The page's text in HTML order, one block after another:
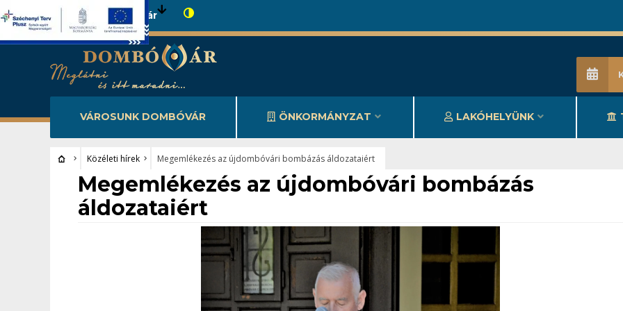
Városunk Dombóvár
VÁROSUNK DOMBÓVÁR ÖNKORMÁNYZAT LAKÓHELYÜNK
Közéleti hírek Megemlékezés az újdombóvári bombázás áldozataiért
Közéleti hírek
Megemlékezés az újdombóvári bombázás
áldozataiért